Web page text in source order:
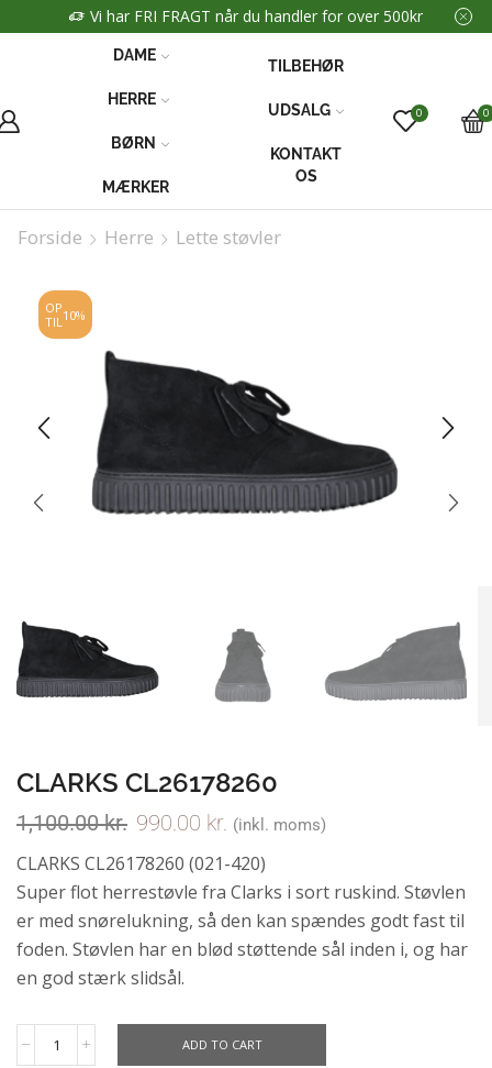
Vi har FRI FRAGT når du handler for over 500kr
DAME
HERRE
BØRN
MÆRKER
TILBEHØR
UDSALG
KONTAKT
OS
0 0
Forside Herre Lette støvler
OP
TIL10%
CLARKS CL26178260
1,100.00kr. 990.00 kr. (inkl. moms)
CLARKS CL26178260 (021-420)
Super flot herrestøvle fra Clarks i sort ruskind. Støvlen
er med snørelukning, så den kan spændes godt fast til
foden. Støvlen har en blød støttende sål inden i, og har
en god stærk slidsål.
ADD TO CART